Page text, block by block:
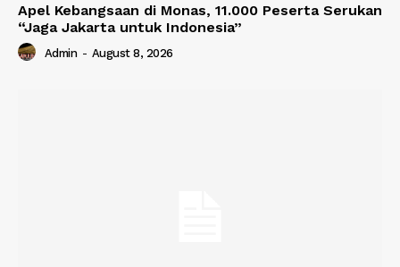
Apel Kebangsaan di Monas, 11.000 Peserta Serukan
“Jaga Jakarta untuk Indonesia”
Admin - August 8, 2026